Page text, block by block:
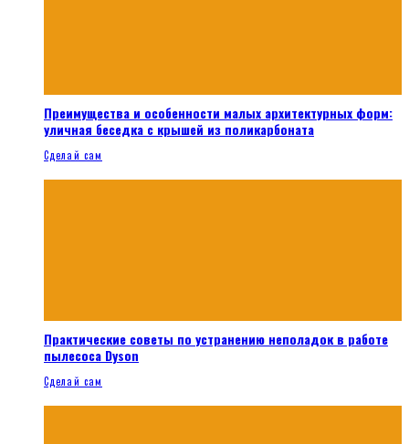
Преимущества и особенности малых архитектурных форм:
уличная беседка с крышей из поликарбоната
Сделай сам
Практические советы по устранению неполадок в работе
пылесоса Dyson
Сделай сам